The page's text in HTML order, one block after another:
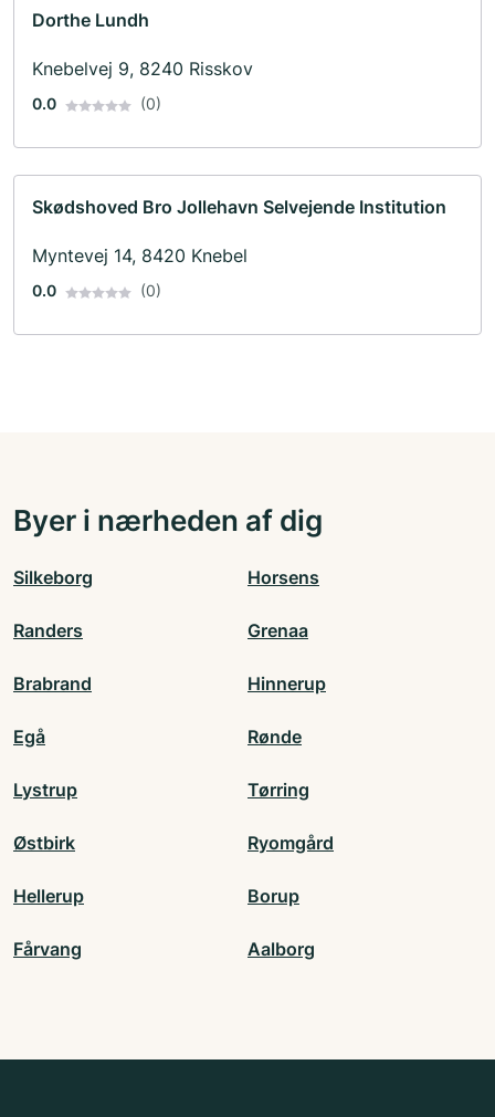
Dorthe Lundh
Knebelvej 9, 8240 Risskov
0.0 (0)
Skødshoved Bro Jollehavn Selvejende Institution
Myntevej 14, 8420 Knebel
0.0 (0)
Byer i nærheden af dig
Silkeborg Horsens
Randers Grenaa
Brabrand Hinnerup
Egå Rønde
Lystrup Tørring
Østbirk Ryomgård
Hellerup Borup
Fårvang Aalborg